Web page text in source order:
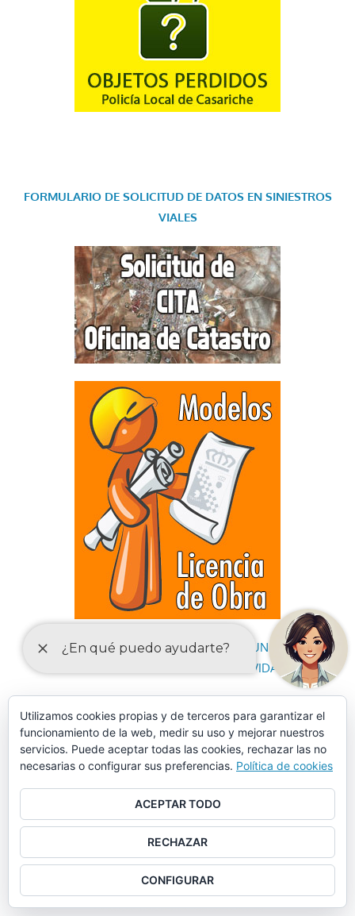
FORMULARIO DE SOLICITUD DE DATOS EN SINIESTROS
VIALES
DECLARACIONES RESPONSABLES Y COMUNICACIONES
PREVIAS PARA EL EJERCICIO DE ACTIVIDADES
Utilizamos cookies propias y de terceros para garantizar el
funcionamiento de la web, medir su uso y mejorar nuestros
servicios. Puede aceptar todas las cookies, rechazar las no
necesarias o configurar sus preferencias. Política de cookies
ACEPTAR TODO
RECHAZAR
CONFIGURAR